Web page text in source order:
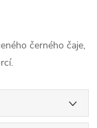
černého čaje,